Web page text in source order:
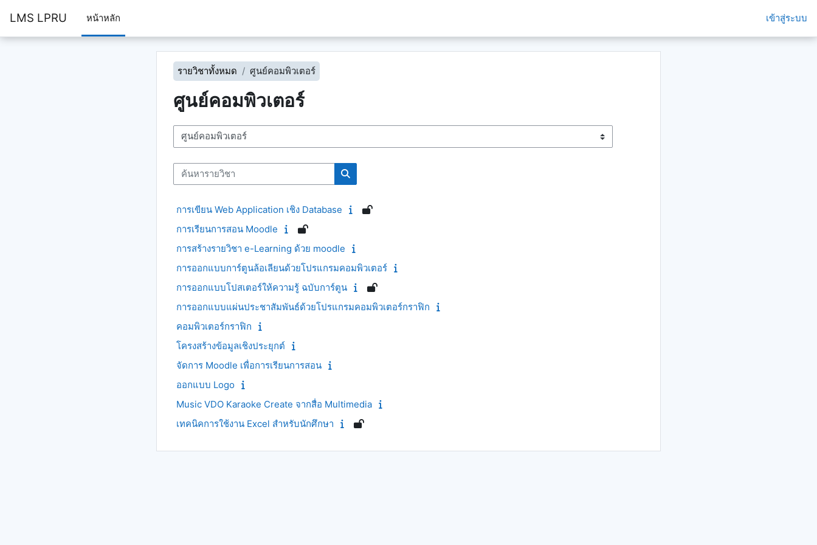
LMS LPRU หน้าหลัก เข้าสู่ระบบ
รายวิชาทั้งหมด ศูนย์คอมพิวเตอร์
ศูนย์คอมพิวเตอร์
ประเภทของรายวิชา
ค้นหารายวิชา
ค้นหารายวิชา
การเขียน Web Application เชิง Database
การเรียนการสอน Moodle
การสร้างรายวิชา e-Learning ด้วย moodle
การออกแบบการ์ตูนล้อเลียนด้วยโปรแกรมคอมพิวเตอร์
การออกแบบโปสเตอร์ให้ความรู้ ฉบับการ์ตูน
การออกแบบแผ่นประชาสัมพันธ์ด้วยโปรแกรมคอมพิวเตอร์กราฟิก
คอมพิวเตอร์กราฟิก
โครงสร้างข้อมูลเชิงประยุกต์
จัดการ Moodle เพื่อการเรียนการสอน
ออกแบบ Logo
Music VDO Karaoke Create จากสื่อ Multimedia
เทคนิคการใช้งาน Excel สำหรับนักศึกษา